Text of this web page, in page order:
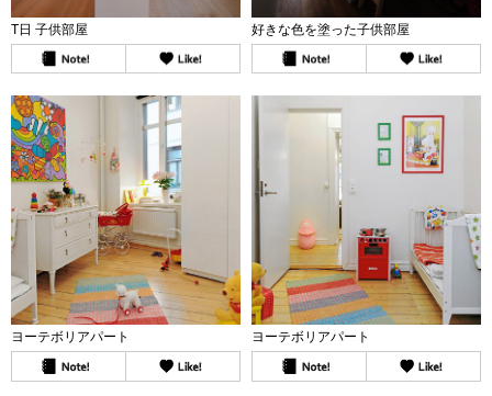
T日 子供部屋 好きな色を塗った子供部屋
ヨーテボリアパート ヨーテボリアパート